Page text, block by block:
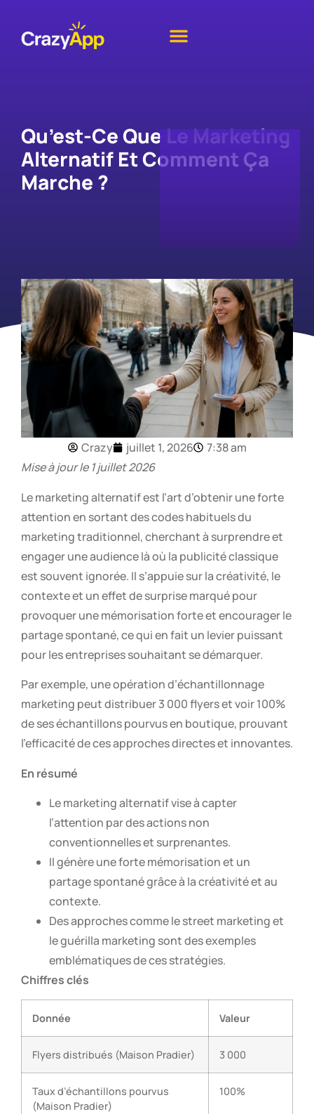
Qu’est-Ce Que Le Marketing
Alternatif Et Comment Ça
Marche ?
Crazy juillet 1, 2026
7:38 am
Mise à jour le 1 juillet 2026
Le marketing alternatif est l’art d’obtenir une forte
attention en sortant des codes habituels du
marketing traditionnel, cherchant à surprendre et
engager une audience là où la publicité classique
est souvent ignorée. Il s’appuie sur la créativité, le
contexte et un effet de surprise marqué pour
provoquer une mémorisation forte et encourager le
partage spontané, ce qui en fait un levier puissant
pour les entreprises souhaitant se démarquer.
Par exemple, une opération d’échantillonnage
marketing peut distribuer 3 000 flyers et voir 100%
de ses échantillons pourvus en boutique, prouvant
l’efficacité de ces approches directes et innovantes.
En résumé
Le marketing alternatif vise à capter
l’attention par des actions non
conventionnelles et surprenantes.
Il génère une forte mémorisation et un
partage spontané grâce à la créativité et au
contexte.
Des approches comme le street marketing et
le guérilla marketing sont des exemples
emblématiques de ces stratégies.
Chiffres clés
Donnée Valeur
Flyers distribués (Maison Pradier) 3 000
Taux d’échantillons pourvus
(Maison Pradier)
100%